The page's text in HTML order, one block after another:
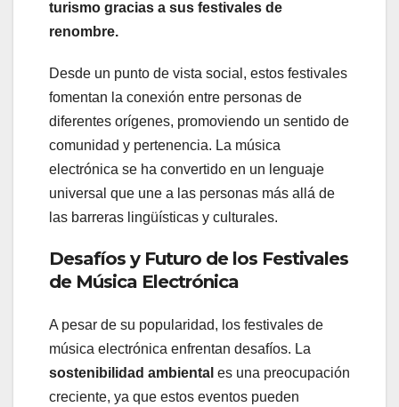
turismo gracias a sus festivales de
renombre.
Desde un punto de vista social, estos festivales
fomentan la conexión entre personas de
diferentes orígenes, promoviendo un sentido de
comunidad y pertenencia. La música
electrónica se ha convertido en un lenguaje
universal que une a las personas más allá de
las barreras lingüísticas y culturales.
Desafíos y Futuro de los Festivales
de Música Electrónica
A pesar de su popularidad, los festivales de
música electrónica enfrentan desafíos. La
sostenibilidad ambiental es una preocupación
creciente, ya que estos eventos pueden